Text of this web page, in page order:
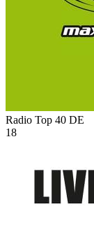
Radio Top 40 DE
18